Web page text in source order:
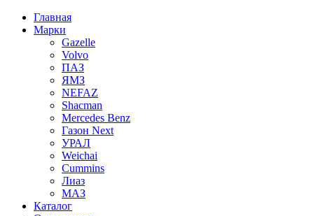
Главная
Марки
Gazelle
Volvo
ПАЗ
ЯМЗ
NEFAZ
Shacman
Mercedes Benz
Газон Next
УРАЛ
Weichai
Cummins
Лиаз
МАЗ
Каталог